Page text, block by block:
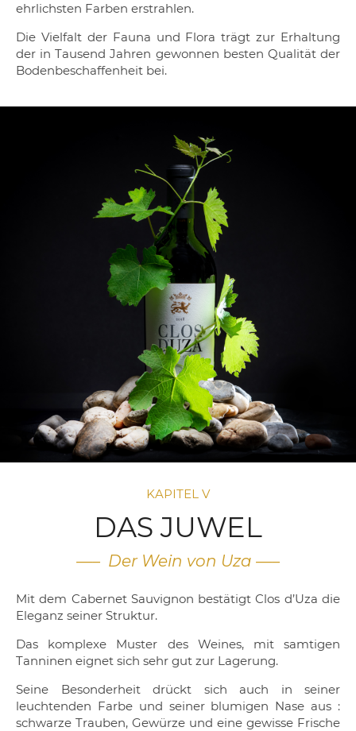
ehrlichsten Farben erstrahlen.
Die Vielfalt der Fauna und Flora trägt zur Erhaltung
der in Tausend Jahren gewonnen besten Qualität der
Bodenbeschaffenheit bei.
KAPITEL V
DAS JUWEL
—– Der Wein von Uza —–
Mit dem Cabernet Sauvignon bestätigt Clos d’Uza die
Eleganz seiner Struktur.
Das komplexe Muster des Weines, mit samtigen
Tanninen eignet sich sehr gut zur Lagerung.
Seine Besonderheit drückt sich auch in seiner
leuchtenden Farbe und seiner blumigen Nase aus :
schwarze Trauben, Gewürze und eine gewisse Frische